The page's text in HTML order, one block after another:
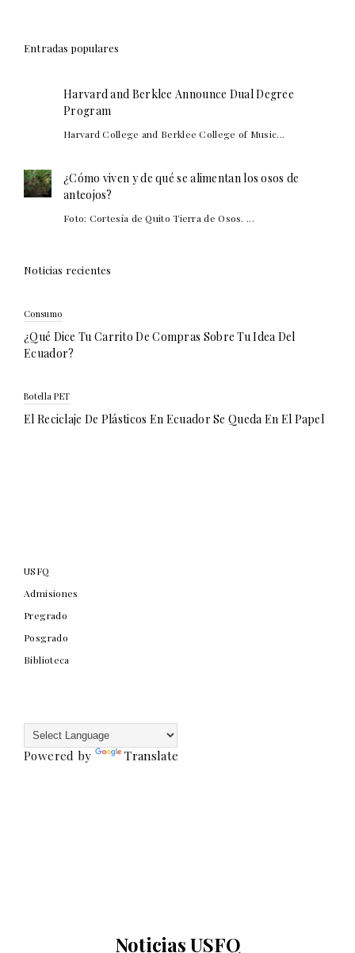
Entradas populares
Harvard and Berklee Announce Dual Degree
Program
Harvard College and Berklee College of Music...
¿Cómo viven y de qué se alimentan los osos de
anteojos?
Foto: Cortesía de Quito Tierra de Osos. ...
Noticias recientes
Consumo
¿Qué Dice Tu Carrito De Compras Sobre Tu Idea Del
Ecuador?
Botella PET
El Reciclaje De Plásticos En Ecuador Se Queda En El Papel
USFQ
Admisiones
Pregrado
Posgrado
Biblioteca
Powered by Translate
Noticias USFQ